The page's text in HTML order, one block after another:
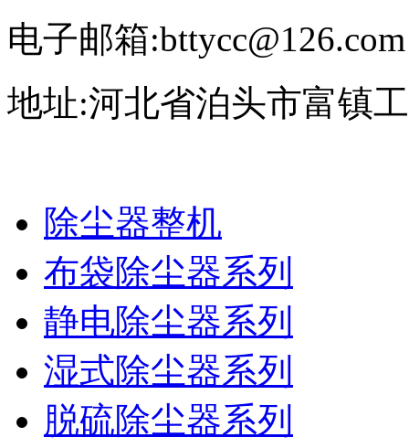
电子邮箱:bttycc@126.com
地址:河北省泊头市富镇
除尘器整机
布袋除尘器系列
静电除尘器系列
湿式除尘器系列
脱硫除尘器系列